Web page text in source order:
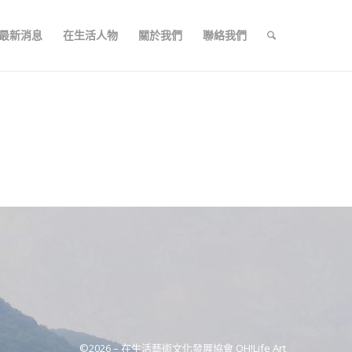
新消息 在生活人物 關於我們 聯絡我們
©2026 –在生活藝術文化發展協會 OH!Life Art